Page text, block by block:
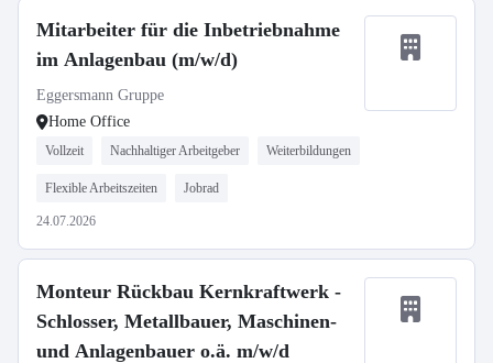
Mitarbeiter für die Inbetriebnahme
im Anlagenbau (m/w/d)
Eggersmann Gruppe
Home Office
Vollzeit Nachhaltiger Arbeitgeber Weiterbildungen
Flexible Arbeitszeiten Jobrad
24.07.2026
Monteur Rückbau Kernkraftwerk -
Schlosser, Metallbauer, Maschinen-
und Anlagenbauer o.ä. m/w/d